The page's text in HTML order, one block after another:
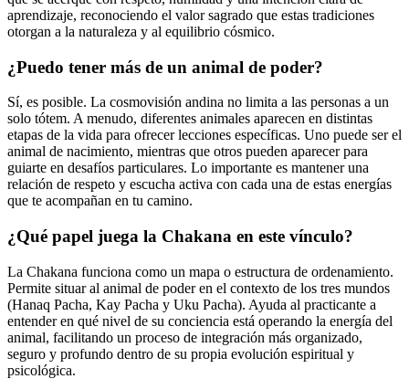
aprendizaje, reconociendo el valor sagrado que estas tradiciones
otorgan a la naturaleza y al equilibrio cósmico.
¿Puedo tener más de un animal de poder?
Sí, es posible. La cosmovisión andina no limita a las personas a un
solo tótem. A menudo, diferentes animales aparecen en distintas
etapas de la vida para ofrecer lecciones específicas. Uno puede ser el
animal de nacimiento, mientras que otros pueden aparecer para
guiarte en desafíos particulares. Lo importante es mantener una
relación de respeto y escucha activa con cada una de estas energías
que te acompañan en tu camino.
¿Qué papel juega la Chakana en este vínculo?
La Chakana funciona como un mapa o estructura de ordenamiento.
Permite situar al animal de poder en el contexto de los tres mundos
(Hanaq Pacha, Kay Pacha y Uku Pacha). Ayuda al practicante a
entender en qué nivel de su conciencia está operando la energía del
animal, facilitando un proceso de integración más organizado,
seguro y profundo dentro de su propia evolución espiritual y
psicológica.